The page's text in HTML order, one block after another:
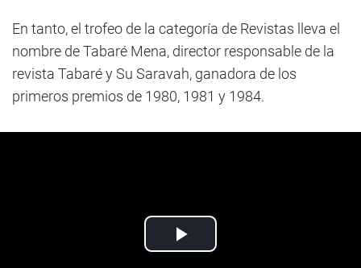
En tanto, el trofeo de la categoría de Revistas lleva el
nombre de Tabaré Mena, director responsable de la
revista Tabaré y Su Saravah, ganadora de los
primeros premios de 1980, 1981 y 1984.